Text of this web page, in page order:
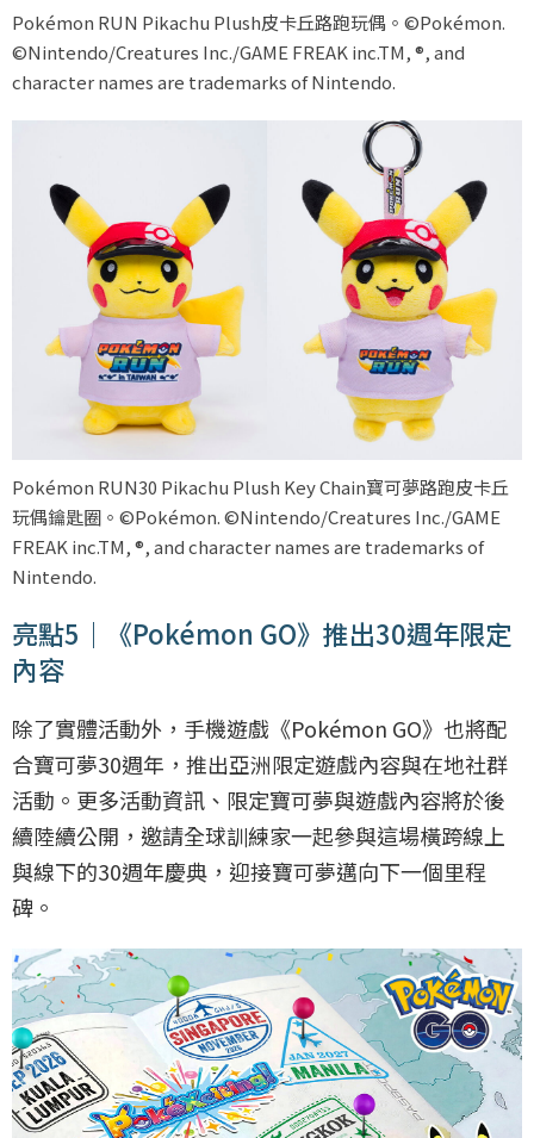
Pokémon RUN Pikachu Plush皮卡丘路跑玩偶。©Pokémon.
©Nintendo/Creatures Inc./GAME FREAK inc.TM, ®, and
character names are trademarks of Nintendo.
Pokémon RUN30 Pikachu Plush Key Chain寶可夢路跑皮卡丘
玩偶鑰匙圈。©Pokémon. ©Nintendo/Creatures Inc./GAME
FREAK inc.TM, ®, and character names are trademarks of
Nintendo.
亮點5｜《Pokémon GO》推出30週年限定
內容
除了實體活動外，手機遊戲《Pokémon GO》也將配
合寶可夢30週年，推出亞洲限定遊戲內容與在地社群
活動。更多活動資訊、限定寶可夢與遊戲內容將於後
續陸續公開，邀請全球訓練家一起參與這場橫跨線上
與線下的30週年慶典，迎接寶可夢邁向下一個里程
碑。